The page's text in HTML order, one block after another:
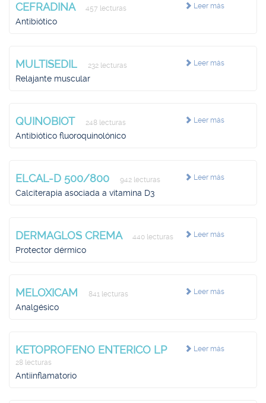
Leer más
CEFRADINA 457 lecturas
Antibiótico
Leer más
MULTISEDIL 232 lecturas
Relajante muscular
Leer más
QUINOBIOT 248 lecturas
Antibiótico fluoroquinolónico
Leer más
ELCAL-D 500/800 942 lecturas
Calciterapia asociada a vitamina D3
Leer más
DERMAGLOS CREMA 440 lecturas
Protector dérmico
Leer más
MELOXICAM 841 lecturas
Analgésico
Leer más
KETOPROFENO ENTERICO LP
28 lecturas
Antiinflamatorio